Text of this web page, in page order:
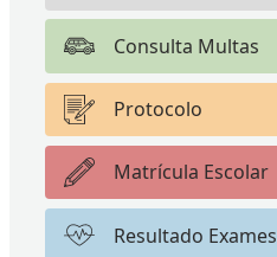
Consulta Multas
Protocolo
Matrícula Escolar
Resultado Exames